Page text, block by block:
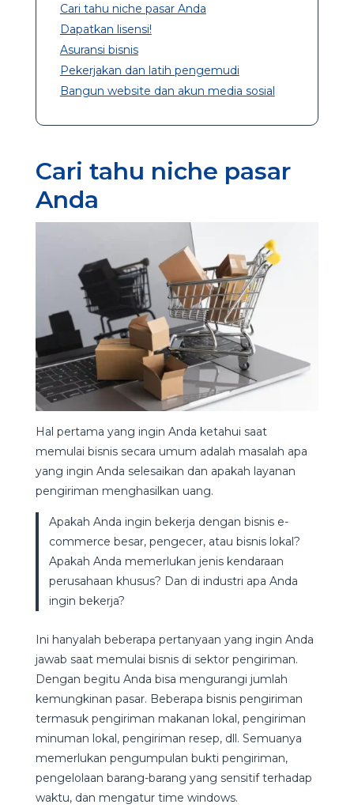
Cari tahu niche pasar Anda
Dapatkan lisensi!
Asuransi bisnis
Pekerjakan dan latih pengemudi
Bangun website dan akun media sosial
Cari tahu niche pasar
Anda
Hal pertama yang ingin Anda ketahui saat
memulai bisnis secara umum adalah masalah apa
yang ingin Anda selesaikan dan apakah layanan
pengiriman menghasilkan uang.
Apakah Anda ingin bekerja dengan bisnis e-
commerce besar, pengecer, atau bisnis lokal?
Apakah Anda memerlukan jenis kendaraan
perusahaan khusus? Dan di industri apa Anda
ingin bekerja?
Ini hanyalah beberapa pertanyaan yang ingin Anda
jawab saat memulai bisnis di sektor pengiriman.
Dengan begitu Anda bisa mengurangi jumlah
kemungkinan pasar. Beberapa bisnis pengiriman
termasuk pengiriman makanan lokal, pengiriman
minuman lokal, pengiriman resep, dll. Semuanya
memerlukan pengumpulan bukti pengiriman,
pengelolaan barang-barang yang sensitif terhadap
waktu, dan mengatur time windows.